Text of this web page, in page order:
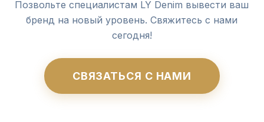
Позвольте специалистам LY Denim вывести ваш
бренд на новый уровень. Свяжитесь с нами
сегодня!
СВЯЗАТЬСЯ С НАМИ